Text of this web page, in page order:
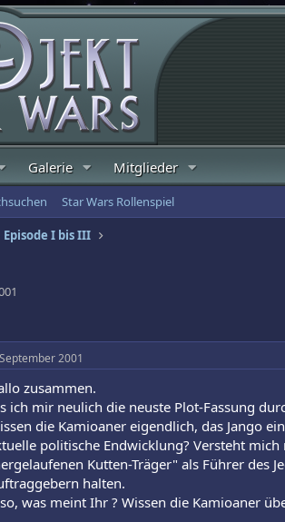
Galerie Mitglieder
Star Wars Rollenspiel
Episode I bis III
2001
zusammen.
ich mir neulich die neuste Plot-Fassung
die Kamioaner eigendlich, das Jango
politische Endwicklung? Versteht
Kutten-Träger" als Führer des
halten.
was meint Ihr ? Wissen die Kamioaner